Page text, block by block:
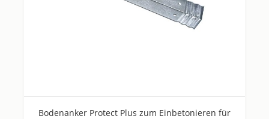
Bodenanker Protect Plus zum Einbetonieren für